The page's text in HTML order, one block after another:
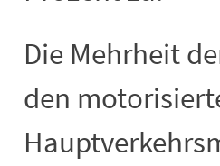
Die Mehrheit
den